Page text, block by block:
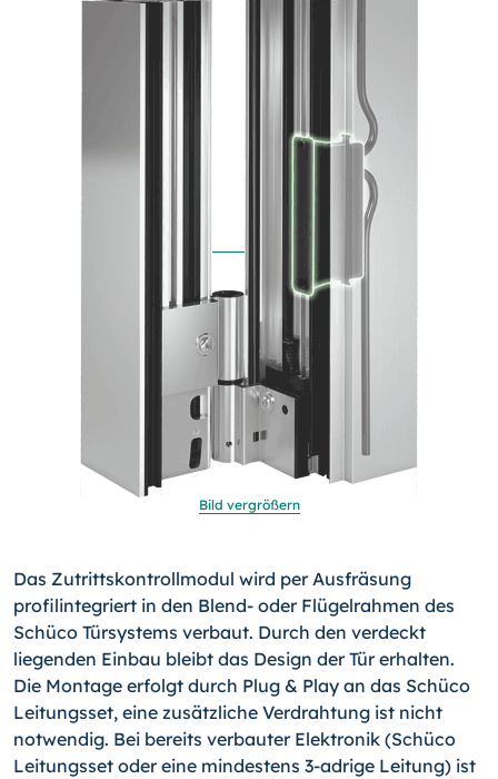
Bild vergrößern
Das Zutrittskontrollmodul wird per Ausfräsung
profilintegriert in den Blend- oder Flügelrahmen des
Schüco Türsystems verbaut. Durch den verdeckt
liegenden Einbau bleibt das Design der Tür erhalten.
Die Montage erfolgt durch Plug & Play an das Schüco
Leitungsset, eine zusätzliche Verdrahtung ist nicht
notwendig. Bei bereits verbauter Elektronik (Schüco
Leitungsset oder eine mindestens 3-adrige Leitung) ist